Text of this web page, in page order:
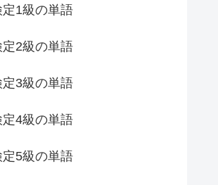
1級の単語
2級の単語
3級の単語
4級の単語
5級の単語